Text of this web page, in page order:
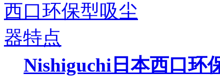
Nishiguchi日本西口环